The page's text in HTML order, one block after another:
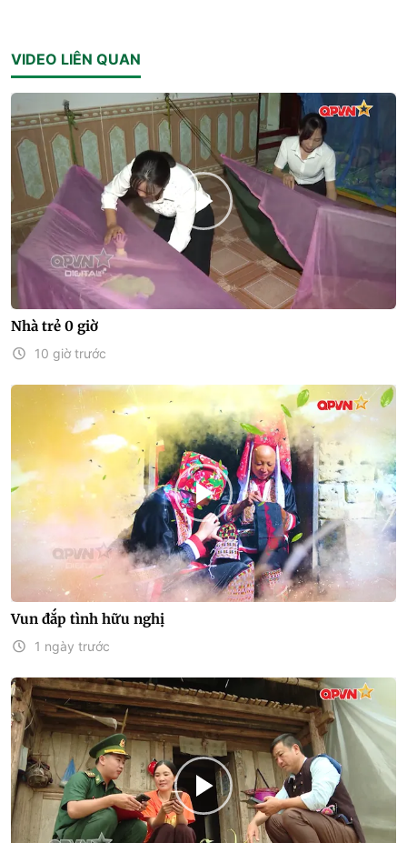
VIDEO LIÊN QUAN
Nhà trẻ 0 giờ
10 giờ trước
Vun đắp tình hữu nghị
1 ngày trước